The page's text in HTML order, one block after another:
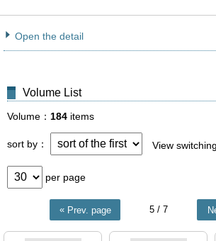
Open the detail
Volume List
Volume 184 items
sort by View switching
per page
Prev. page 5 / 7